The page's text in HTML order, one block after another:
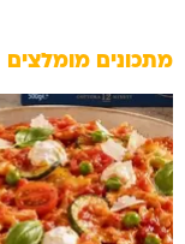
מתכונים מומלצים